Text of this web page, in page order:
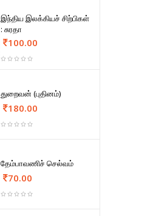
இந்திய இலக்கியச் சிற்பிகள்
: சுரதா
100.00
துறைவன் (புதினம்)
180.00
தேம்பாவணிச் செல்வம்
70.00